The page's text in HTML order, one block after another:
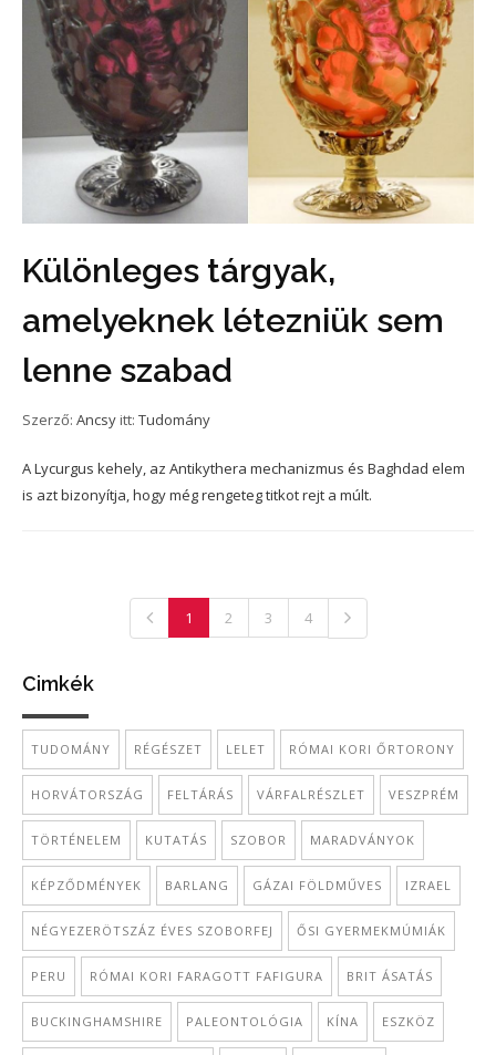
Különleges tárgyak,
amelyeknek létezniük sem
lenne szabad
Szerző: Ancsy itt: Tudomány
A Lycurgus kehely, az Antikythera mechanizmus és Baghdad elem
is azt bizonyítja, hogy még rengeteg titkot rejt a múlt.
1 2 3 4
Cimkék
TUDOMÁNY RÉGÉSZET LELET RÓMAI KORI ŐRTORONY
HORVÁTORSZÁG FELTÁRÁS VÁRFALRÉSZLET VESZPRÉM
TÖRTÉNELEM KUTATÁS SZOBOR MARADVÁNYOK
KÉPZŐDMÉNYEK BARLANG GÁZAI FÖLDMŰVES IZRAEL
NÉGYEZERÖTSZÁZ ÉVES SZOBORFEJ ŐSI GYERMEKMÚMIÁK
PERU RÓMAI KORI FARAGOTT FAFIGURA BRIT ÁSATÁS
BUCKINGHAMSHIRE PALEONTOLÓGIA KÍNA ESZKÖZ